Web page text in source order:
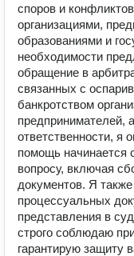
споров и
организациями,
образованиями и
необходимости
обращение в
связанных с
банкротством
предпринимателей,
ответственности, я
помощь начинается
вопросу, включая
документов. Я
процессуальных
представления в
строго соблюдаю
гарантирую защиту